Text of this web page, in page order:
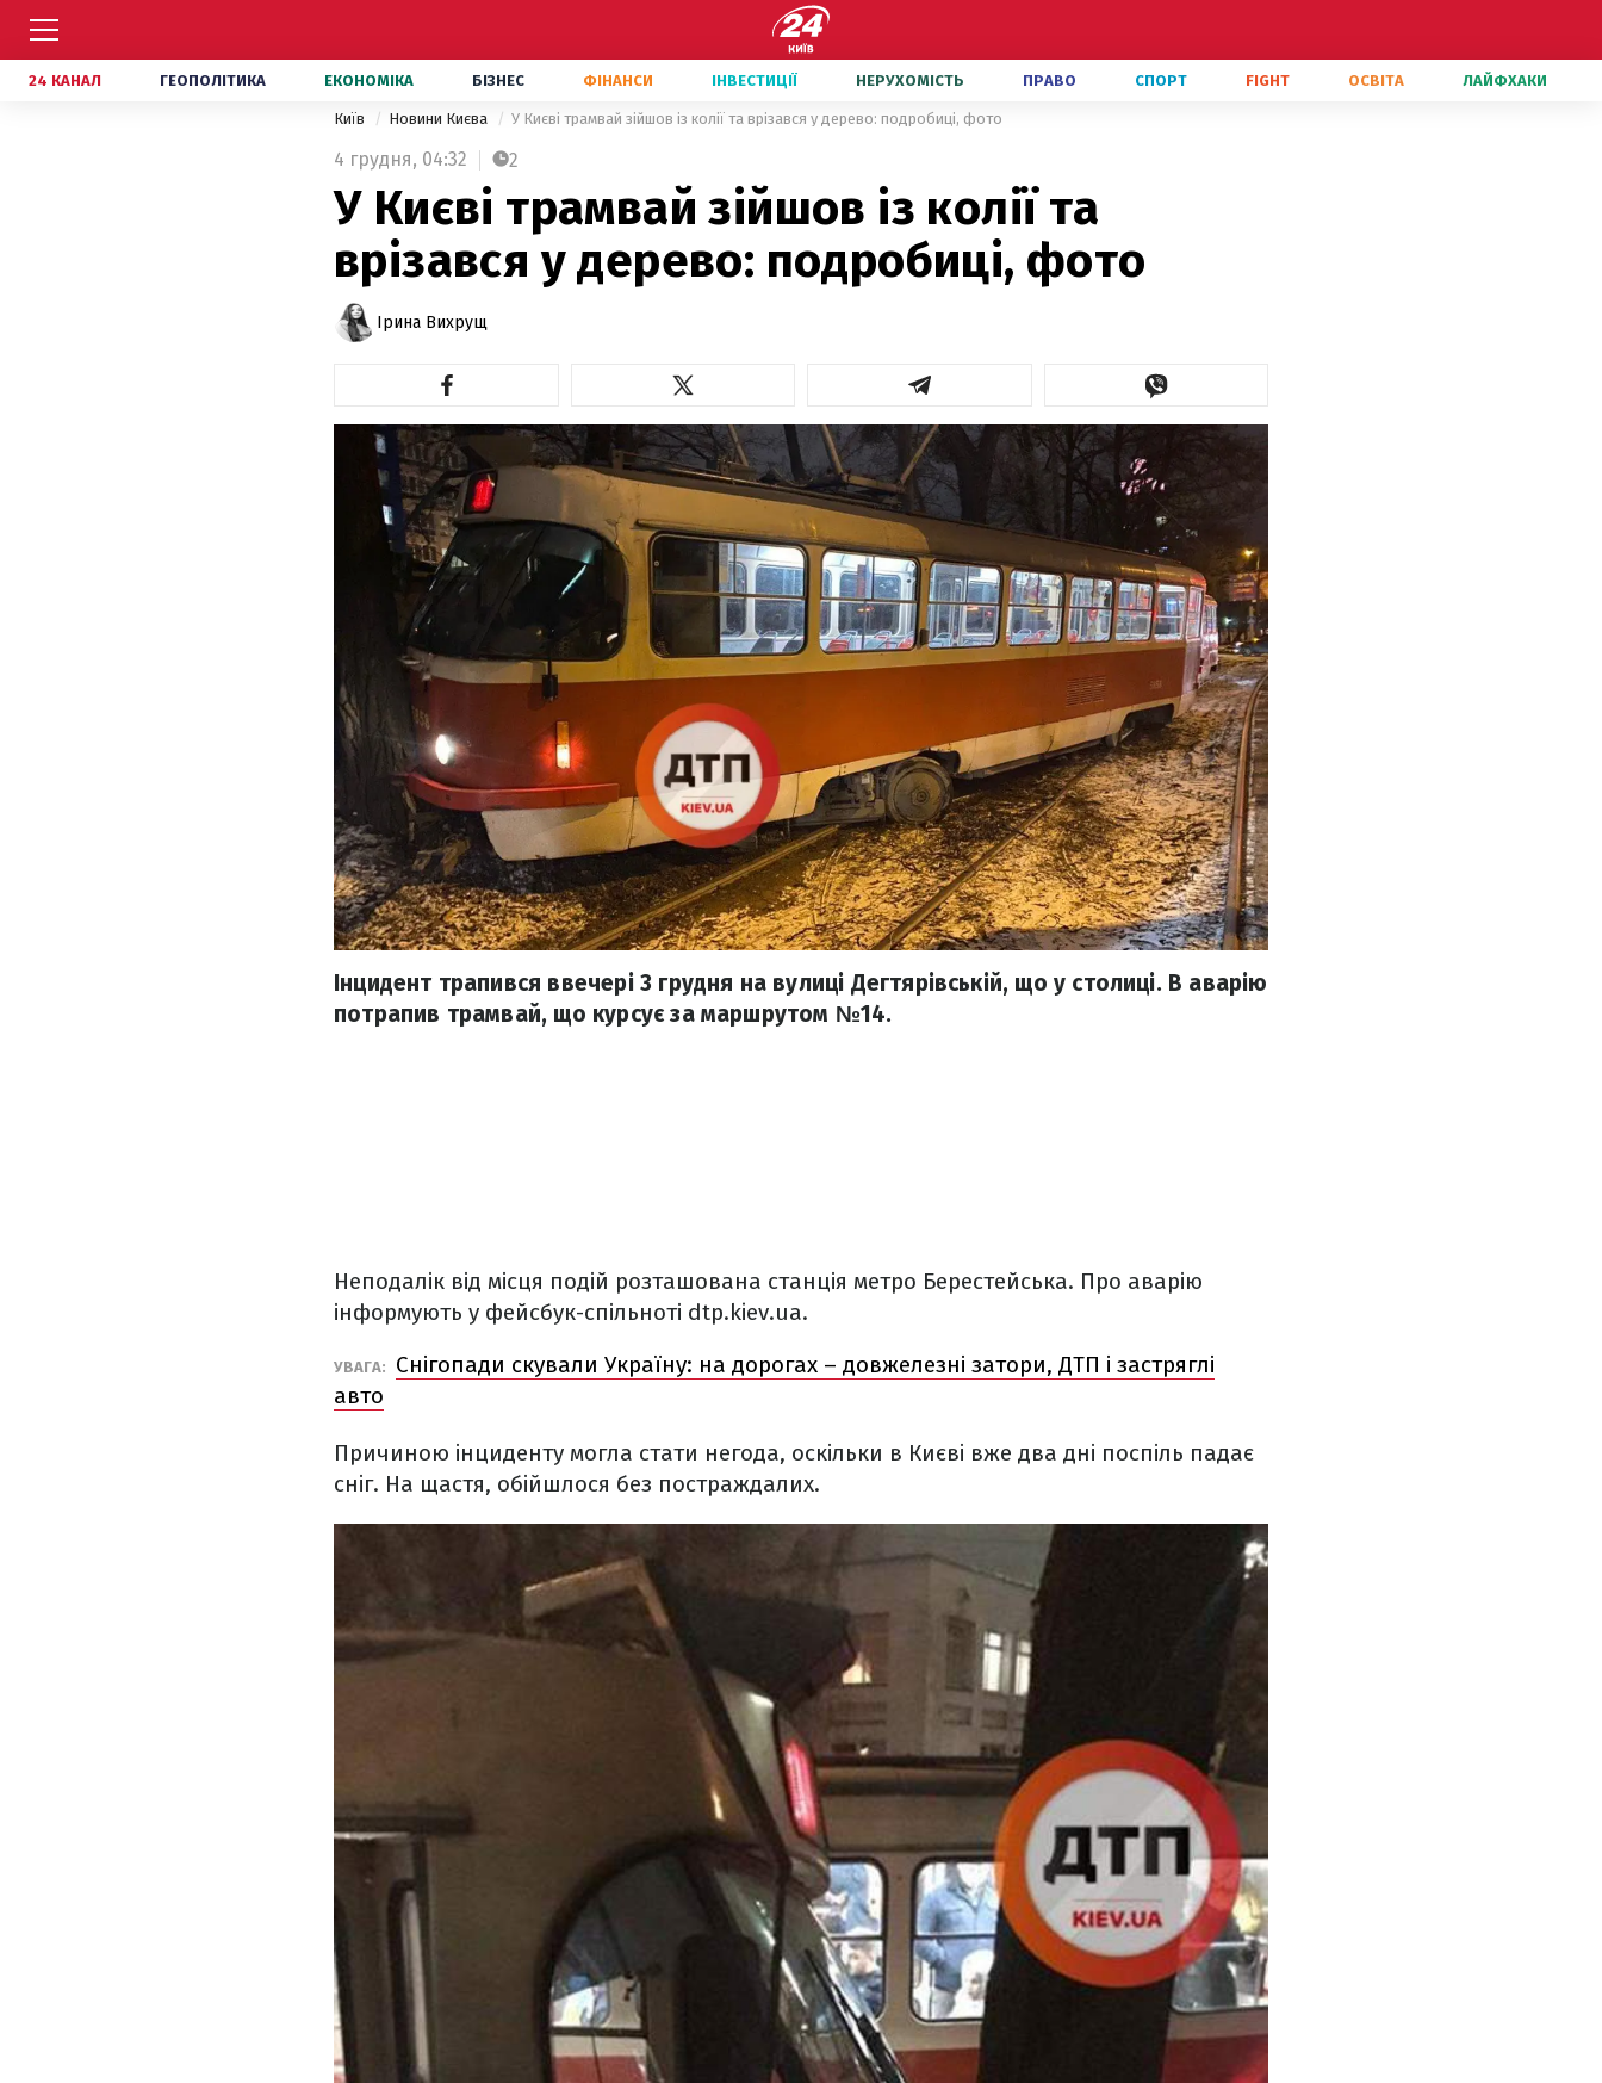
24 КАНАЛ ГЕОПОЛІТИКА ЕКОНОМІКА БІЗНЕС ФІНАНСИ ІНВЕСТИЦІЇ НЕРУХОМІСТЬ ПРАВО СПОРТ FIGHT ОСВІТА ЛАЙФХАКИ
Київ Новини Києва У Києві трамвай зійшов із колії та врізався у дерево: подробиці, фото
4 грудня, 04:32 2
У Києві трамвай зійшов із колії та
врізався у дерево: подробиці, фото
Ірина Вихрущ
Інцидент трапився ввечері 3 грудня на вулиці Дегтярівській, що у столиці. В аварію
потрапив трамвай, що курсує за маршрутом №14.
Неподалік від місця подій розташована станція метро Берестейська. Про аварію
інформують у фейсбук-спільноті dtp.kiev.ua.
УВАГА:
Снігопади скували Україну: на дорогах – довжелезні затори, ДТП і застряглі
авто
Причиною інциденту могла стати негода, оскільки в Києві вже два дні поспіль падає
сніг. На щастя, обійшлося без постраждалих.